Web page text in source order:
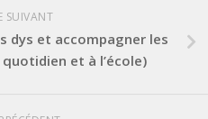
SUIVANT
dys et accompagner les
et à l’école)